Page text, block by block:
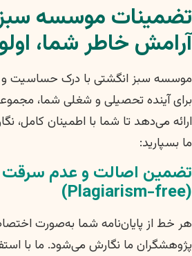
تضمینات موسسه
آرامش خاطر شما،
موسسه سبز انگشتی با درک حساسیت و
برای آینده تحصیلی و شغلی شما،
ارائه می‌دهد تا شما با اطمینان کامل،
ما بسپارید:
تضمین اصالت و عدم
(Plagiarism-free)
هر خط از پایان‌نامه شما به‌صورت
پژوهشگران ما نگارش می‌شود. ما با